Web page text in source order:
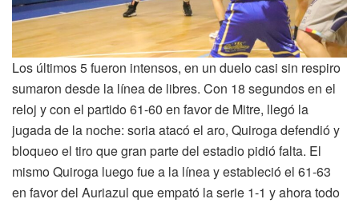
Los últimos 5 fueron intensos, en un duelo casi sin respiro
sumaron desde la línea de libres. Con 18 segundos en el
reloj y con el partido 61-60 en favor de Mitre, llegó la
jugada de la noche: soria atacó el aro, Quiroga defendió y
bloqueo el tiro que gran parte del estadio pidió falta. El
mismo Quiroga luego fue a la línea y estableció el 61-63
en favor del Auriazul que empató la serie 1-1 y ahora todo